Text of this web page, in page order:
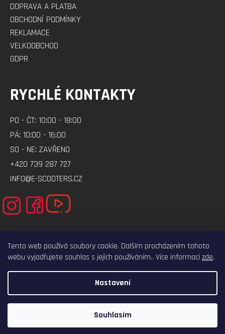
Tento web používá soubory cookie. Dalším procházením tohoto
webu vyjadřujete souhlas s jejich používáním.. Více informacízde.
Nastavení
Souhlasím
DOPRAVA A PLATBA
OBCHODNÍ PODMÍNKY
REKLAMACE
VELKOOBCHOD
GDPR
RYCHLÉ KONTAKTY
PO - ČT: 10:00 - 18:00
PÁ: 10:00 - 16:00
SO - NE: ZAVŘENO
+420 739 287 727
INFO@E-SCOOTERS.CZ
VYTVOŘIL SHOPTET
E-SCOOTERS.CZ. VŠECHNA PRÁVA VYHRAZENA.